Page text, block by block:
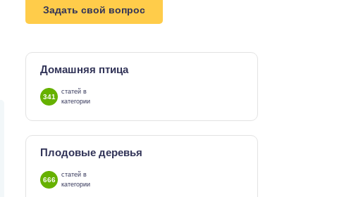
Задать свой вопрос
Домашняя птица
341
статей в
категории
Плодовые деревья
666
статей в
категории